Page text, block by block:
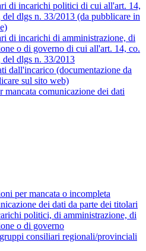
di incarichi politici di cui all'art. 14,
del dlgs n. 33/2013 (da pubblicare in
di incarichi di amministrazione, di
o di governo di cui all'art. 14, co.
del dlgs n. 33/2013
dall'incarico (documentazione da
sul sito web)
mancata comunicazione dei dati
per mancata o incompleta
dei dati da parte dei titolari
politici, di amministrazione, di
o di governo
consiliari regionali/provinciali